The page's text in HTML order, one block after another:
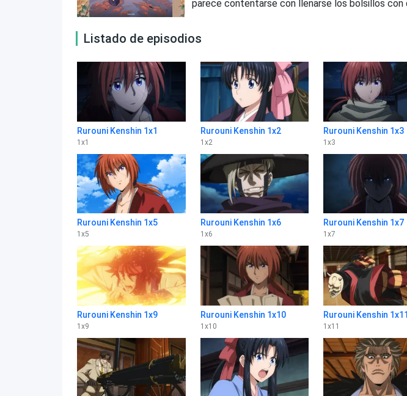
parece contentarse con llenarse los bolsillos con
Listado de episodios
Rurouni Kenshin 1x1
1 x1
Rurouni Kenshin 1x2
1 x2
Rurouni Kenshin 1x3
1 x3
Rurouni Kenshin 1x5
1 x5
Rurouni Kenshin 1x6
1 x6
Rurouni Kenshin 1x7
1 x7
Rurouni Kenshin 1x9
1 x9
Rurouni Kenshin 1x10
1 x10
Rurouni Kenshin 1x11
1 x11